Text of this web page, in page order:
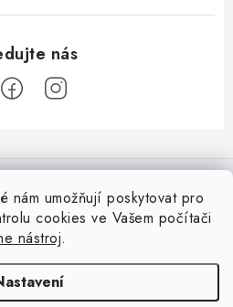
nám umožňují poskytovat pro
cookies ve Vašem počítači
nástroj.